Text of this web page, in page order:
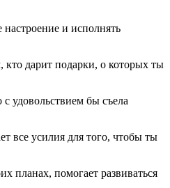
и исполнять
кто дарит подарки, о которых ты
удовольствием бы съела
все усилия для того, чтобы ты
планах, помогает развиваться